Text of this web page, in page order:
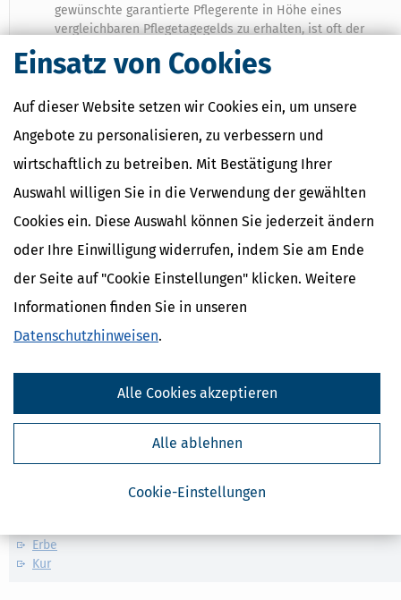
Einsatz von Cookies
Auf dieser Website setzen wir Cookies ein, um unsere
Angebote zu personalisieren, zu verbessern und
wirtschaftlich zu betreiben. Mit Bestätigung Ihrer
Auswahl willigen Sie in die Verwendung der gewählten
Cookies ein. Diese Auswahl können Sie jederzeit ändern
oder Ihre Einwilligung widerrufen, indem Sie am Ende
der Seite auf "Cookie Einstellungen" klicken. Weitere
Informationen finden Sie in unseren
Datenschutzhinweisen.
Cookie-Einstellungen
Alle ablehnen
Alle Cookies akzeptieren
gewünschte garantierte Pflegerente in Höhe eines
vergleichbaren Pflegetagegelds zu erhalten, ist oft der
doppelte Beitrag zu zahlen. Oder andersherum: Bei
gleichem Beitrag fällt die Pflegerente deutlich geringer aus
Niedrigzinsphase, sondern auch an der von den
Nach der von Rentenversicherern verwandten Sterbetafel
DAV 2004R leben die Menschen rund fünf Jahre länger als
Wenn aber das mit Mini-Zinsen angesammelte Kapital auf
mehr Jahre verteilt werden muss, werden die Renten
(MS)
Rente, Pension und Altersvorsorge
Gesundheit, Krankheit und Pflege
Krankheit, Betreuung & Pflege
Verwandte Lexikon-Begriffe
Erbe
Kur